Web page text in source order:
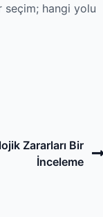
seçim; hangi yolu
Zararları Bir
İnceleme